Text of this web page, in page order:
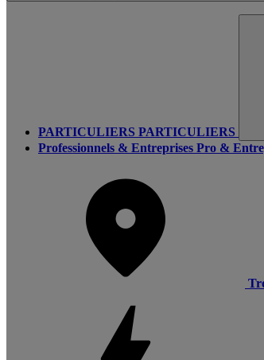
PARTICULIERS PARTICULIERS
Professionnels & Entreprises Pro &